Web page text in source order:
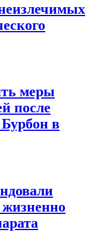
меры
после
в
жизненно